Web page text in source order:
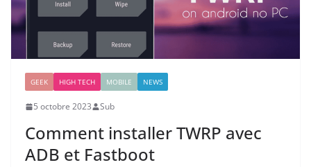
GEEK HIGH TECH MOBILE NEWS
5 octobre 2023 Sub
Comment installer TWRP avec
ADB et Fastboot